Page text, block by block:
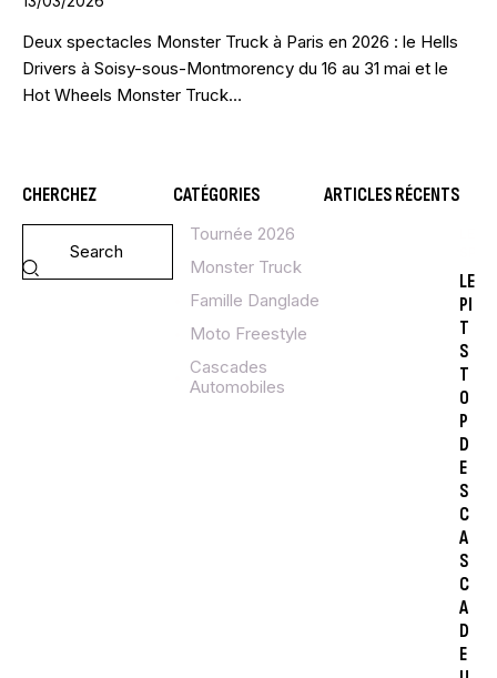
Deux spectacles Monster Truck à Paris en 2026 : le Hells
Drivers à Soisy-sous-Montmorency du 16 au 31 mai et le
Hot Wheels Monster Truck…
CHERCHEZ CATÉGORIES
Tournée 2026
Monster Truck
Famille Danglade
Moto Freestyle
Cascades
Automobiles
ARTICLES RÉCENTS
LE
PI
T
S
T
O
P
D
E
S
C
A
S
C
A
D
E